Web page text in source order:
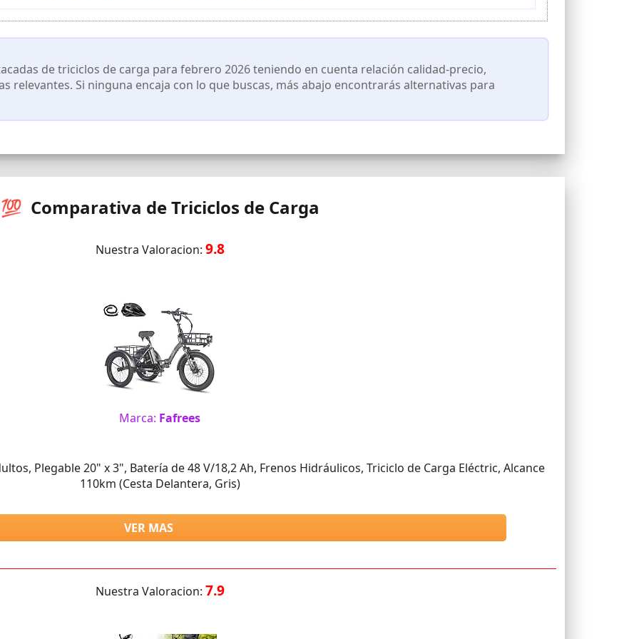
lo necesite.
una conducción segura y confiada. Las dos palancas del freno de mano son su fiel compañero para
en su lugar.
trasero y la suspensión delantera funcionan en armonía para mitigar golpes, vibraciones, sacudidas y reducir la
una baja presión sobre el suelo para permitir montar en terrenos blandos o inestables, los neumáticos Fat 3
y proporcionar un mejor agarre en superficies rugosas e irregulares como grava suelta, barro, nieve y arena.
paseando por la ciudad, haciendo recados o explorando el aire libre, nuestro triciclo ofrece almacenamiento
máximo del ciclista solo 150 kg, peso máximo de la cesta delantera 20 kg, peso máximo de la cesta trasera 45 kg.
de 180 kg. El tubo de remolque reforzado le permite transportar su equipo con confianza.
de triciclos de carga para febrero 2026 teniendo en cuenta relación calidad-precio,
relevantes. Si ninguna encaja con lo que buscas, más abajo encontrarás alternativas para
💯 Comparativa de Triciclos de Carga
Nuestra Valoracion: 9.8
Marca: Fafrees
Plegable 20" x 3", Batería de 48 V/18,2 Ah, Frenos Hidráulicos, Triciclo de Carga Eléctric, Alcance
110km (Cesta Delantera, Gris)
VER MAS
Nuestra Valoracion: 7.9